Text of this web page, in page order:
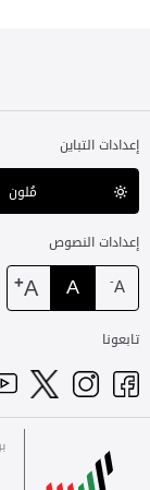
إعدادات التباين
مُلون
إعدادات النصوص
A
-
A
A
+
تابعونا